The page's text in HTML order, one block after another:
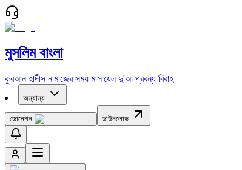
মুসলিম বাংলা
কুরআন হাদীস নামাজের সময় মাসায়েল দু'আ প্রবন্ধ বিবাহ
অন্যান্য
ডোনেশন ডাউনলোড